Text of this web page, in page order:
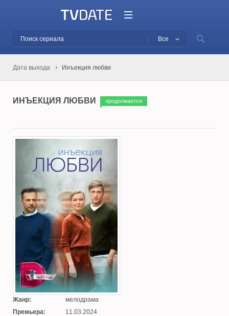
Все
Дата выхода Инъекция любви
ИНЪЕКЦИЯ ЛЮБВИ продолжается
Жанр:
мелодрама
Премьера:
11.03.2024